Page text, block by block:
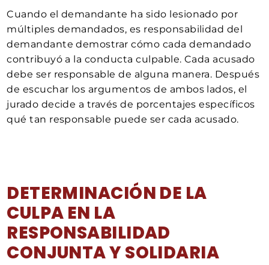
Cuando el demandante ha sido lesionado por
múltiples demandados, es responsabilidad del
demandante demostrar cómo cada demandado
contribuyó a la conducta culpable. Cada acusado
debe ser responsable de alguna manera. Después
de escuchar los argumentos de ambos lados, el
jurado decide a través de porcentajes específicos
qué tan responsable puede ser cada acusado.
DETERMINACIÓN DE LA
CULPA EN LA
RESPONSABILIDAD
CONJUNTA Y SOLIDARIA